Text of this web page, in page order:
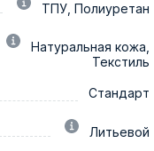
ТПУ, Полиуретан
Натуральная кожа,
Текстиль
Стандарт
Литьевой